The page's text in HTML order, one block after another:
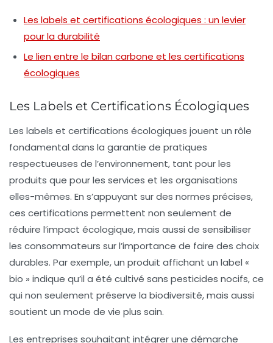
Les labels et certifications écologiques : un levier
pour la durabilité
Le lien entre le bilan carbone et les certifications
écologiques
Les Labels et Certifications Écologiques
Les labels et certifications écologiques jouent un rôle
fondamental dans la garantie de pratiques
respectueuses de l’environnement, tant pour les
produits que pour les services et les organisations
elles-mêmes. En s’appuyant sur des normes précises,
ces certifications permettent non seulement de
réduire l’impact écologique, mais aussi de sensibiliser
les consommateurs sur l’importance de faire des choix
durables. Par exemple, un produit affichant un label «
bio » indique qu’il a été cultivé sans pesticides nocifs, ce
qui non seulement préserve la biodiversité, mais aussi
soutient un mode de vie plus sain.
Les entreprises souhaitant intégrer une démarche